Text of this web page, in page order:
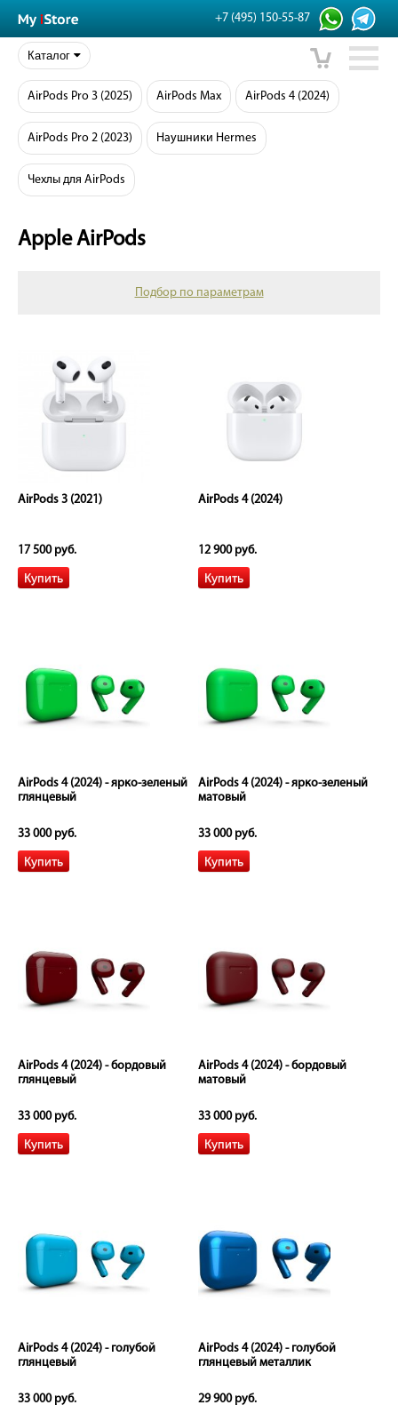
+7 (495) 150-55-87
Каталог
AirPods Pro 3 (2025) AirPods Max AirPods 4 (2024)
AirPods Pro 2 (2023) Наушники Hermes
Чехлы для AirPods
Apple AirPods
Подбор по параметрам
AirPods 3 (2021)
17 500 руб.
AirPods 4 (2024)
12 900 руб.
AirPods 4 (2024) - ярко-зеленый
глянцевый
33 000 руб.
AirPods 4 (2024) - ярко-зеленый
матовый
33 000 руб.
AirPods 4 (2024) - бордовый
глянцевый
33 000 руб.
AirPods 4 (2024) - бордовый
матовый
33 000 руб.
AirPods 4 (2024) - голубой
глянцевый
33 000 руб.
AirPods 4 (2024) - голубой
глянцевый металлик
29 900 руб.